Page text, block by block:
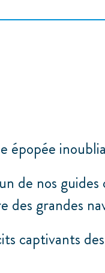
épopée
de nos
des grandes
captivants